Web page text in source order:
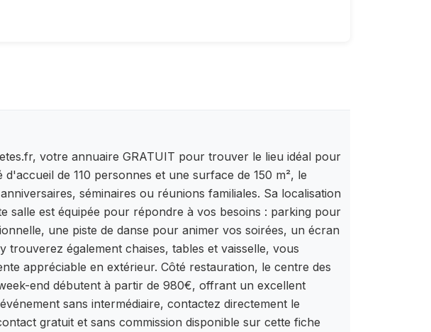
votre annuaire GRATUIT pour trouver le lieu idéal pour
de 110 personnes et une surface de 150 m², le
séminaires ou réunions familiales. Sa localisation
salle est équipée pour répondre à vos besoins : parking pour
une piste de danse pour animer vos soirées, un écran
également chaises, tables et vaisselle, vous
appréciable en extérieur. Côté restauration, le centre des
end débutent à partir de 980€, offrant un excellent
sans intermédiaire, contactez directement le
gratuit et sans commission disponible sur cette fiche